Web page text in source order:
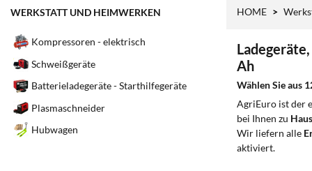
WERKSTATT UND HEIMWERKEN
Kompressoren - elektrisch
Schweißgeräte
Batterieladegeräte - Starthilfegeräte
Plasmaschneider
Hubwagen
HOME
Ah
Wählen Sie aus
AgriEuro ist der
bei Ihnen zu
Wir liefern alle
aktiviert.